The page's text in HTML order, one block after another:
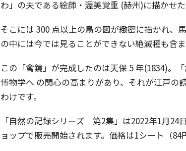
わ」の夫である絵師・渥美覚重 (赫州)に描かせ
そこには 300 点以上の鳥の図が緻密に描かれ、
の中には今では見ることができない絶滅種も含ま
この「禽鏡」が完成したのは天保 5 年(1834)。
博物学へ の関心の高まりがあり、それが江戸の
わけです。
「自然の記録シリーズ 第2集」は2022年1月24
ョップで販売開始されます。価格は1シート（84